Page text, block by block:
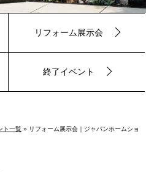
リフォーム展示会
終了イベント
ト一覧» リフォーム展示会｜ジャパンホームショ